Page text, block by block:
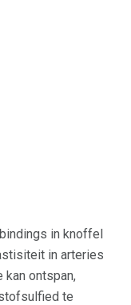
in knoffel
in arteries
ontspan,
te